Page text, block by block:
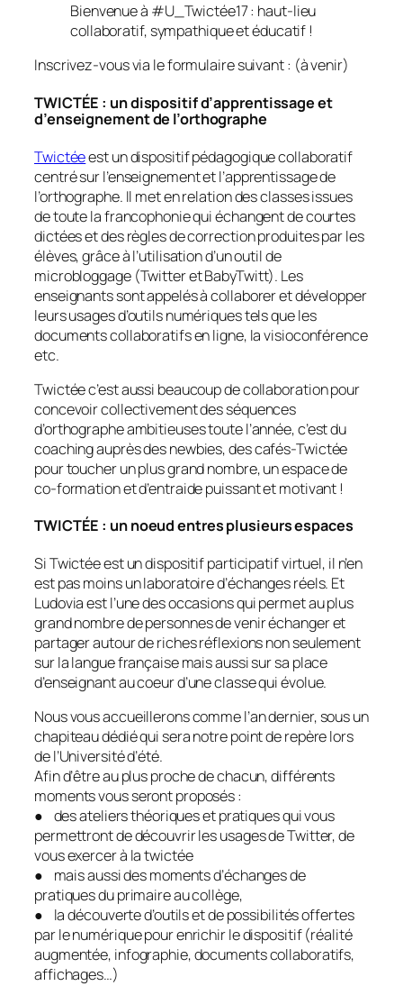
Bienvenue à #U_Twictée17 : haut-lieu
collaboratif, sympathique et éducatif !
Inscrivez-vous via le formulaire suivant : (à venir)
TWICTÉE : un dispositif d’apprentissage et
d’enseignement de l’orthographe
Twictéeest un dispositif pédagogique collaboratif
centré sur l’enseignement et l’apprentissage de
l’orthographe. Il met en relation des classes issues
de toute la francophonie qui échangent de courtes
dictées et des règles de correction produites par les
élèves, grâce à l’utilisation d’un outil de
microbloggage (Twitter et BabyTwitt). Les
enseignants sont appelés à collaborer et développer
leurs usages d’outils numériques tels que les
documents collaboratifs en ligne, la visioconférence
etc.
Twictée c’est aussi beaucoup de collaboration pour
concevoir collectivement des séquences
d’orthographe ambitieuses toute l’année, c’est du
coaching auprès des newbies, des cafés-Twictée
pour toucher un plus grand nombre, un espace de
co-formation et d’entraide puissant et motivant !
TWICTÉE : un noeud entres plusieurs espaces
Si Twictée est un dispositif participatif virtuel, il n’en
est pas moins un laboratoire d’échanges réels. Et
Ludovia est l’une des occasions qui permet au plus
grand nombre de personnes de venir échanger et
partager autour de riches réflexions non seulement
sur la langue française mais aussi sur sa place
d’enseignant au coeur d’une classe qui évolue.
Nous vous accueillerons comme l’an dernier, sous un
chapiteau dédié qui sera notre point de repère lors
de l’Université d’été.
Afin d’être au plus proche de chacun, différents
moments vous seront proposés :
● des ateliers théoriques et pratiques qui vous
permettront de découvrir les usages de Twitter, de
vous exercer à la twictée
● mais aussi des moments d’échanges de
pratiques du primaire au collège,
● la découverte d’outils et de possibilités offertes
par le numérique pour enrichir le dispositif (réalité
augmentée, infographie, documents collaboratifs,
affichages…)